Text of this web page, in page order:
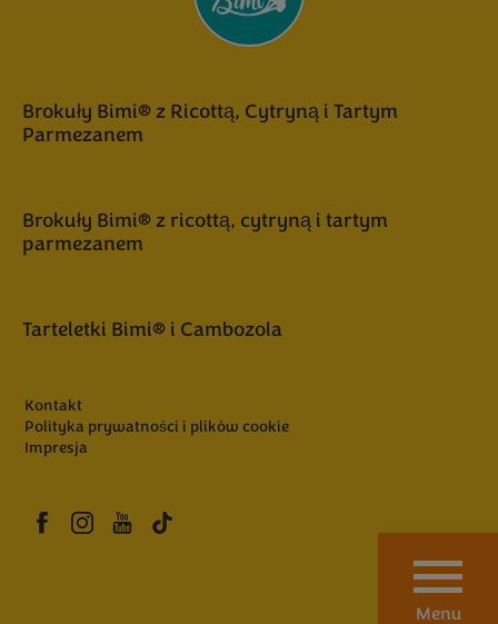
Brokuły Bimi® z Ricottą, Cytryną i Tartym
Parmezanem
Brokuły Bimi® z ricottą, cytryną i tartym
parmezanem
Tarteletki Bimi® i Cambozola
Kontakt
Polityka prywatności i plików cookie
Impresja
Menu